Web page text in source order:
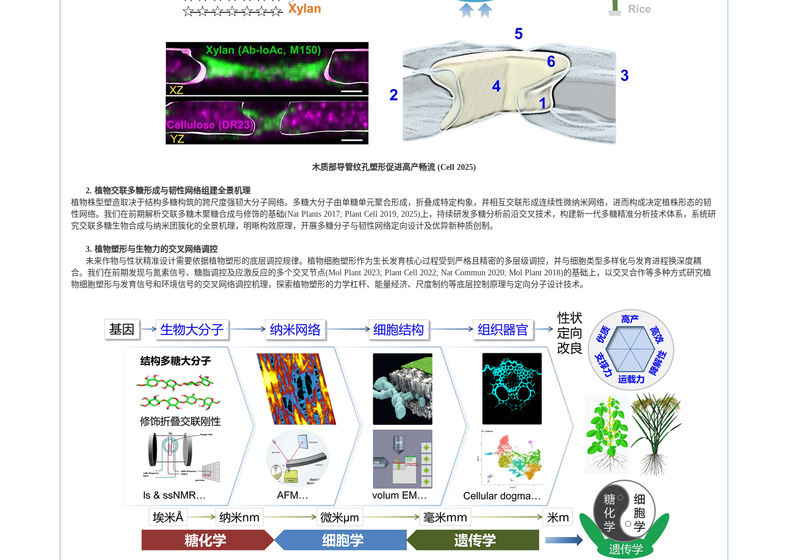
木质部导管纹孔塑形促进高产畅流 (Cell 2025)
2. 植物交联多糖形成与韧性网络组建全景机理
植物株型塑造取决于结构多糖构筑的跨尺度强韧大分子网络。多糖大分子由单糖单元聚合形成，折叠成特定构象，并相互交联形成连续性微纳米网络，进而构成决定植株形态的韧
性网络。我们在前期解析交联多糖木聚糖合成与修饰的基础(Nat Plants 2017; Plant Cell 2019, 2025)上，持续研发多糖分析前沿交叉技术，构建新一代多糖精准分析技术体系，系统研
究交联多糖生物合成与纳米团簇化的全景机理，明晰构效原理，开展多糖分子与韧性网络定向设计及优异新种质创制。
3. 植物塑形与生物力的交叉网络调控
未来作物与性状精准设计需要依据植物塑形的底层调控规律。植物细胞塑形作为生长发育核心过程受到严格且精密的多层级调控，并与细胞类型多样化与发育进程换深度耦
合。我们在前期发现与氮素信号、糖脂调控及应激反应的多个交叉节点(Mol Plant 2023; Plant Cell 2022; Nat Commun 2020; Mol Plant 2018)的基础上，以交叉合作等多种方式研究植
物细胞塑形与发育信号和环境信号的交叉网络调控机理，探索植物塑形的力学杠杆、能量经济、尺度制约等底层控制原理与定向分子设计技术。